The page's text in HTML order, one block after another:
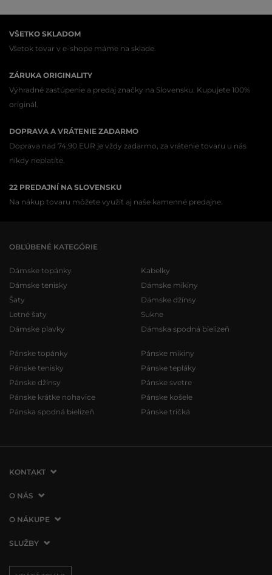
VŠETKO SKLADOM
Všetok tovar v e-shope máme na sklade.
ZÁRUKA ORIGINALITY
Výhradné zastúpenie a predaj značky na Slovensku. Kupujete 100%
originál.
DOPRAVA A VRÁTENIE ZADARMO
Doprava nad 74,90 EUR je vždy zadarmo, za vrátenie tovaru u nás
nikdy neplatíte.
22 PREDAJNÍ NA SLOVENSKU
Na nákup tovaru môžete využiť aj naše kamenné predajne.
OBĽÚBENÉ KATEGÓRIE
Dámske topánky
Dámske tenisky
Šaty
Letné šaty
Dámske plavky
Kabelky
Dámske mikiny
Dámske džínsy
Sukne
Dámska spodná bielizeň
Pánske topánky
Pánske tenisky
Pánske džínsy
Pánske krátke nohavice
Pánska spodná bielizeň
Pánske mikiny
Pánske tepláky
Pánske svetre
Pánske košele
Pánske tričká
KONTAKT
VERMONT Services Slovakia s. r. o.
821 07 Bratislava
Slovenská republika
info@vermont.sk
O NÁS
O spoločnosti
Naše predajne
O NÁKUPE
Ako nakupovať
Vrátenie tovaru
SLUŽBY
Doprava a platba